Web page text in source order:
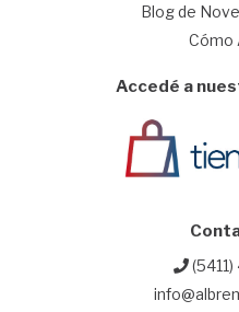
Blog de
Cómo
Accedé a